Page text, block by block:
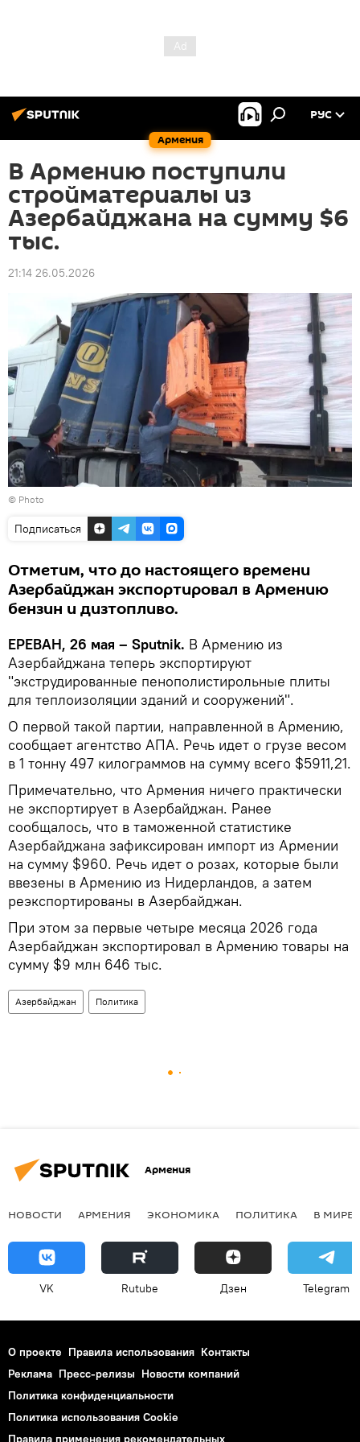
Армения
РУС
В Армению поступили
стройматериалы из
Азербайджана на сумму $6
тыс.
21:14 26.05.2026
© Photo
Подписаться
Отметим, что до настоящего времени
Азербайджан экспортировал в Армению
бензин и дизтопливо.
ЕРЕВАН, 26 мая – Sputnik. В Армению из
Азербайджана теперь экспортируют
"экструдированные пенополистирольные плиты
для теплоизоляции зданий и сооружений".
О первой такой партии, направленной в Армению,
сообщает агентство АПА. Речь идет о грузе весом
в 1 тонну 497 килограммов на сумму всего $5911,21.
Примечательно, что Армения ничего практически
не экспортирует в Азербайджан. Ранее
сообщалось, что в таможенной статистике
Азербайджана зафиксирован импорт из Армении
на сумму $960. Речь идет о розах, которые были
ввезены в Армению из Нидерландов, а затем
реэкспортированы в Азербайджан.
При этом за первые четыре месяца 2026 года
Азербайджан экспортировал в Армению товары на
сумму $9 млн 646 тыс.
Азербайджан Политика
Армения
НОВОСТИ АРМЕНИЯ ЭКОНОМИКА ПОЛИТИКА В МИРЕ
VK Rutube Дзен Telegram
О проекте Правила использования Контакты
Реклама Пресс-релизы Новости компаний
Политика конфиденциальности
Политика использования Cookie
Правила применения рекомендательных